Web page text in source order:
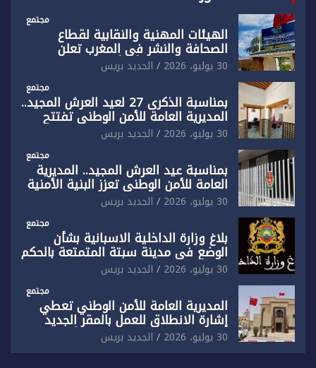
مجتمع
الهيئات المهنية والنقابية لقطاع
الصحافة والنشر في المغرب تعلن
رفضها القاطع لـ”أي أجندة انتخابية
مُعدة على مقاس سياسي ومصلحي
ضيق”
30 يوليو، 2026 الجديد بريس
مجتمع
بمناسبة الذكرى 27 لعيد العرش المجيد..
المديرية العامة للأمن الوطني تفتتح
المقر الجديد لفرقة الشرطة السياحية
بفاس
30 يوليو، 2026 الجديد بريس
مجتمع
بمناسبة عيد العرش المجيد.. المديرية
العامة للأمن الوطني تعزز البنية الأمنية
بالناظور بإحداث فرقتين جديدتين
30 يوليو، 2026 الجديد بريس
مجتمع
بلاغ وزارة الداخلية الاسبانية بشأن
الوضع في مدينة سبتة المتمتعة بالحكم
الذاتي
30 يوليو، 2026 الجديد بريس
مجتمع
المديرية العامة للأمن الوطني تعطي
إشارة الانطلاق للعمل بالمقر الجديد
للدائرة الثالثة للشرطة بولاية أمن العيون
30 يوليو، 2026 الجديد بريس